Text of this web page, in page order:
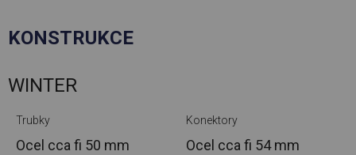
KONSTRUKCE
WINTER
Trubky
Ocel ccafi 50 mm
Konektory
Ocel ccafi 54 mm